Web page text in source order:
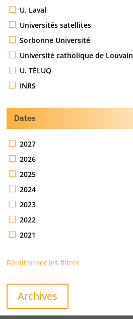
U. Laval
Universités satellites
Sorbonne Université
Université catholique de Louvain
U. TÉLUQ
INRS
Dates
2027
2026
2025
2024
2023
2022
2021
Réinitialiser les filtres
Archives